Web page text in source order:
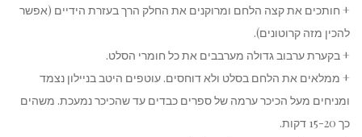
+ חותכים את קצה הלחם ומרוקנים את החלק הרך בעזרת הידיים (אפשר
להכין מזה קרוטונים).
+ בקערת ערבוב גדולה מערבבים את כל חומרי הסלט.
+ ממלאים את הלחם בסלט ולא דוחסים. עוטפים היטב בניילון נצמד
ומניחים מעל הכיכר ערמה של ספרים כבדים עד שהכיכר נמעכת. משהים
כך 15-20 דקות.